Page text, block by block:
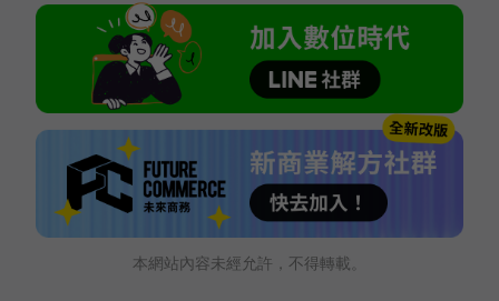
本網站內容未經允許，不得轉載。